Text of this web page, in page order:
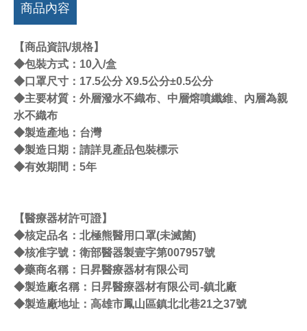
商品內容
【商品資訊/規格】
◆包裝方式：10入/盒
◆口罩尺寸：17.5公分 X9.5公分±0.5公分
◆主要材質：外層潑水不織布、中層熔噴纖維、內層為親
水不織布
◆製造產地：台灣
◆製造日期：請詳見產品包裝標示
◆有效期間：5年
【醫療器材許可證】
◆核定品名：北極熊醫用口罩(未滅菌)
◆核准字號：衛部醫器製壹字第007957號
◆藥商名稱：日昇醫療器材有限公司
◆製造廠名稱：日昇醫療器材有限公司-鎮北廠
◆製造廠地址：高雄市鳳山區鎮北北巷21之37號